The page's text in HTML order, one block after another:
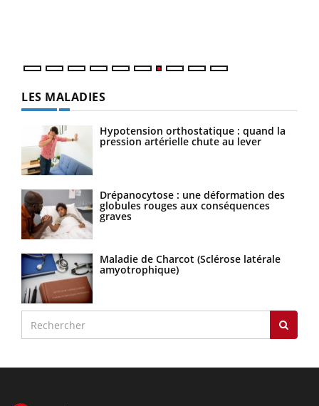
LES MALADIES
Hypotension orthostatique : quand la
pression artérielle chute au lever
Drépanocytose : une déformation des
globules rouges aux conséquences
graves
Maladie de Charcot (Sclérose latérale
amyotrophique)